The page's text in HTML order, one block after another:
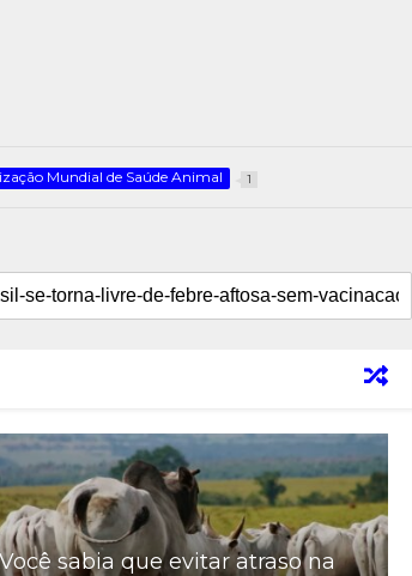
Mundial de Saúde Animal 1
sabia que evitar atraso na